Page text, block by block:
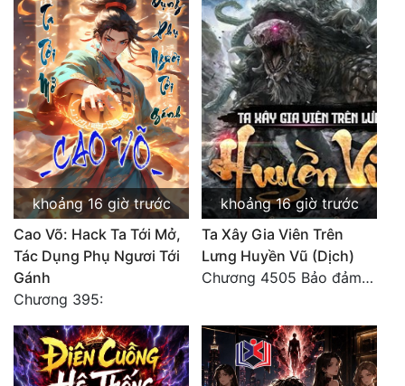
khoảng 16 giờ trước
Cao Võ: Hack Ta Tới Mở,
Tác Dụng Phụ Ngươi Tới
Gánh
Chương 395:
khoảng 16 giờ trước
Ta Xây Gia Viên Trên
Lưng Huyền Vũ (Dịch)
Chương 4505 Bảo đảm nhất.